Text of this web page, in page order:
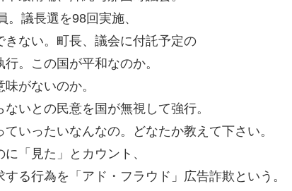
議長選を98回実施、
ない。町長、議会に付託予定の
。この国が平和なのか。
がないのか。
いとの民意を国が無視して強行。
いったいなんなの。どなたか教えて下さい。
「見た」とカウント、
る行為を「アド・フラウド」広告詐欺という。